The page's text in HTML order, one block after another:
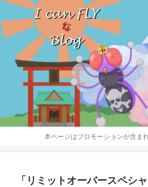
本ページはプロモーションが含ま
「リミットオーバースペシ